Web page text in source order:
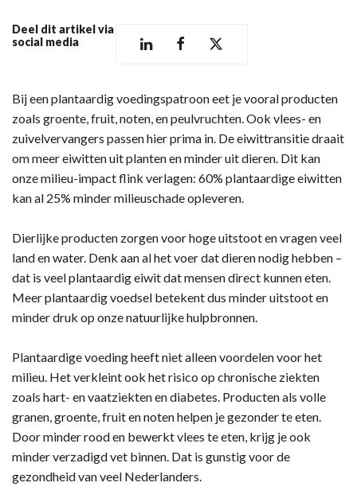
Deel dit artikel via
social media
Bij een plantaardig voedingspatroon eet je vooral producten
zoals groente, fruit, noten, en peulvruchten. Ook vlees- en
zuivelvervangers passen hier prima in. De eiwittransitie draait
om meer eiwitten uit planten en minder uit dieren. Dit kan
onze milieu-impact flink verlagen: 60% plantaardige eiwitten
kan al 25% minder milieuschade opleveren.
Dierlijke producten zorgen voor hoge uitstoot en vragen veel
land en water. Denk aan al het voer dat dieren nodig hebben –
dat is veel plantaardig eiwit dat mensen direct kunnen eten.
Meer plantaardig voedsel betekent dus minder uitstoot en
minder druk op onze natuurlijke hulpbronnen.
Plantaardige voeding heeft niet alleen voordelen voor het
milieu. Het verkleint ook het risico op chronische ziekten
zoals hart- en vaatziekten en diabetes. Producten als volle
granen, groente, fruit en noten helpen je gezonder te eten.
Door minder rood en bewerkt vlees te eten, krijg je ook
minder verzadigd vet binnen. Dat is gunstig voor de
gezondheid van veel Nederlanders.